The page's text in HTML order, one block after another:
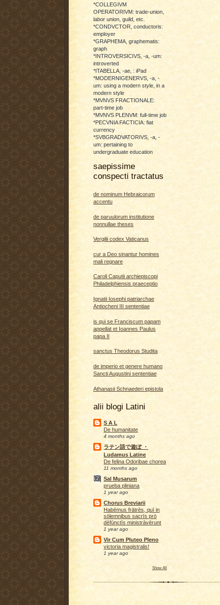
*COLLEGIVM
OPERATORIVM: trade-union,
labor union, guild, etc.
*CONDVCTOR, conductoris:
employer
*GRAPHEMA, graphematis:
graph
*INTROVERSICIVS, -a, -um:
introverted
*ITABELLA, -ae, : iPad
*MODERNIGENERVS, -a, -
um: using a modern style, in a
modern style
*MVNVS FRACTIONALE:
part-time job
*MVNVS PLENVM: full-time job
*PECVNIA FACTICIA: fiat
currency
*SVBGRADVATORIVS, -a, -
um: pertaining to
undergraduate education
saepissime
conspecti tractatus
de nominum Hebraicorum
accentu
de paruulorum institutione
nonnullae theses
Vergilii codex Vaticanus
cur a Deo sinantur homines
mali regnare
Caroli Caputii archiepiscopi
Philadelphiensis praeceptio
Ignatii Iosephi patriarchae
Antiocheni III sententiae
is qui se Franciscum papam
appellat et Ioannes Paulus
papa II
sanctus Theodorus Studita
de imperio et genere humano
Sancti Augustini sententiae
Athanasii Schnaederi epistola
alii blogi Latini
S A L
De humanitate
4 months ago
ラテン語で遊ぼ ・
Ludamus Latine
De felina Odoribae chorea
11 months ago
Sal Musarum
prueba pliniana
1 year ago
Chorus Breviarii
Habēmus frātrēs, quī in
sōlemnibus sacrīs prō
dēfūnctīs ministrāvērunt
1 year ago
Vir Cum Pluteo Pleno
victoria magistralis!
1 year ago
Show All